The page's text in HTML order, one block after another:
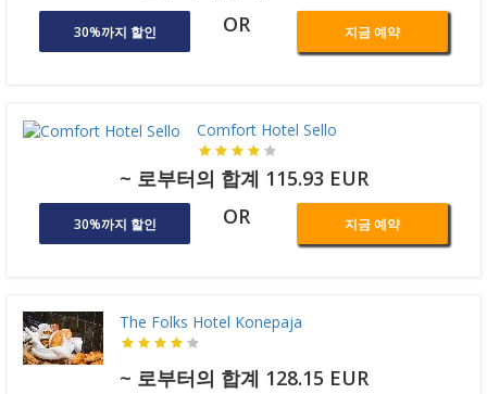
30%까지 할인 OR 지금 예약
Comfort Hotel Sello
~ 로부터의 합계 115.93 EUR
30%까지 할인 OR 지금 예약
The Folks Hotel Konepaja
~ 로부터의 합계 128.15 EUR